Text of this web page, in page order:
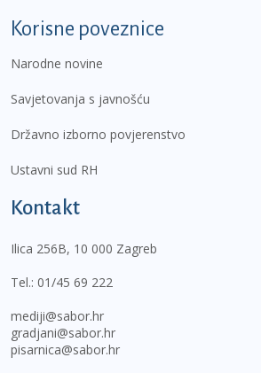
Korisne poveznice
Narodne novine
Savjetovanja s javnošću
Državno izborno povjerenstvo
Ustavni sud RH
Kontakt
Ilica 256B, 10 000 Zagreb
Tel.: 01/45 69 222
mediji@sabor.hr
gradjani@sabor.hr
pisarnica@sabor.hr